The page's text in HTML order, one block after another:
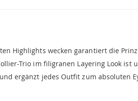
Highlights wecken garantiert die
Trio im filigranen Layering Look ist
ergänzt jedes Outfit zum absoluten